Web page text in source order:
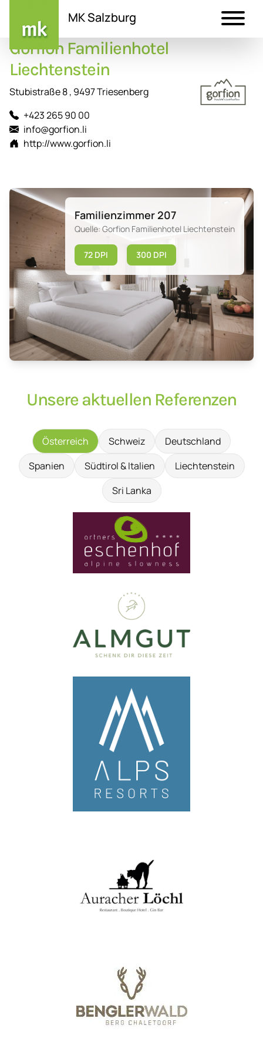
zum
Inhalt
MK Salzburg
Gorfion Familienhotel
Liechtenstein
Stubistraße 8 , 9497 Triesenberg
+423 265 90 00
info@gorfion.li
http://www.gorfion.li
Familienzimmer 207
Quelle: Gorfion Familienhotel Liechtenstein
72 DPI 300 DPI
Unsere aktuellen Referenzen
Österreich Schweiz
Deutschland
Spanien
Südtirol & Italien
Liechtenstein
Sri Lanka